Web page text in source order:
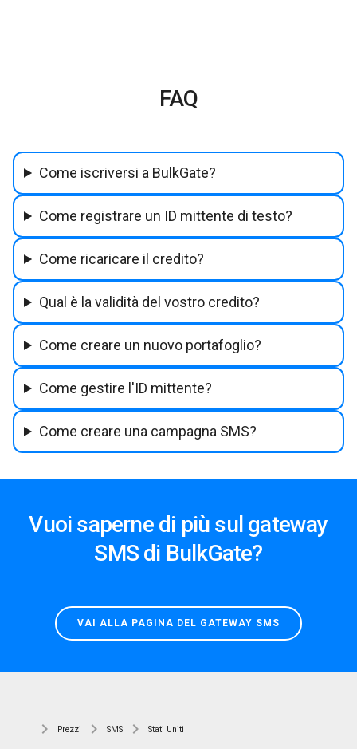
FAQ
Come iscriversi a BulkGate?
Come registrare un ID mittente di testo?
Come ricaricare il credito?
Qual è la validità del vostro credito?
Come creare un nuovo portafoglio?
Come gestire l'ID mittente?
Come creare una campagna SMS?
Vuoi saperne di più sul gateway
SMS di BulkGate?
VAI ALLA PAGINA DEL GATEWAY SMS
Prezzi SMS Stati Uniti